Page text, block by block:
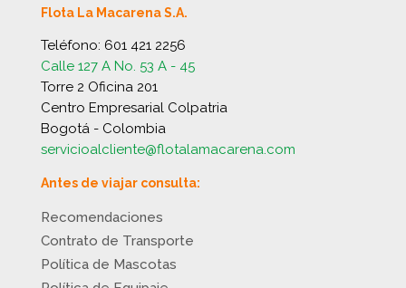
Flota La Macarena S.A.
Teléfono: 601 421 2256
Calle 127 A No. 53 A - 45
Torre 2 Oficina 201
Centro Empresarial Colpatria
Bogotá - Colombia
servicioalcliente@flotalamacarena.com
Antes de viajar consulta:
Recomendaciones
Contrato de Transporte
Política de Mascotas